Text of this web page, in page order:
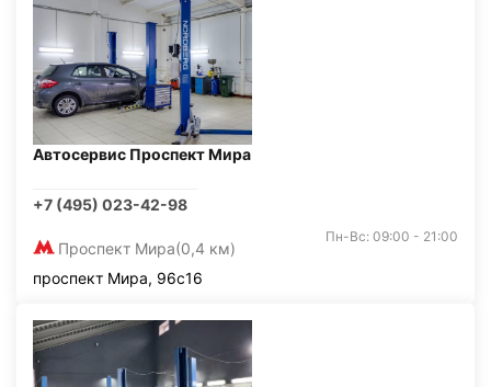
Автосервис Проспект Мира
+7 (495) 023-42-98
Проспект Мира(0,4 км)
Пн-Вс: 09:00 - 21:00
проспект Мира, 96с16